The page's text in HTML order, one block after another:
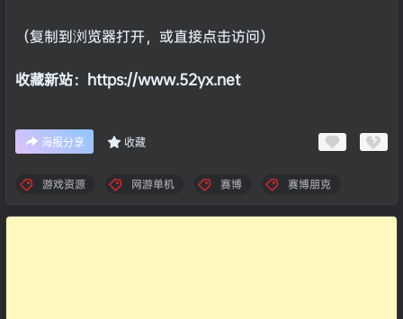
（复制到浏览器打开，或直接点击访问）
收藏新站：https://www.52yx.net
海报分享 收藏
游戏资源 网游单机 赛博 赛博朋克